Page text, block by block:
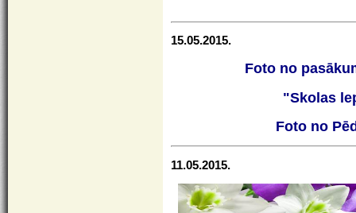
15.05.2015.
Foto no
"Skolas
Foto no
11.05.2015.